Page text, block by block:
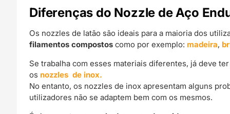
Diferenças do Nozzle de Aço
Os nozzles de latão são ideais para a maioria dos
filamentos compostos como por exemplo: madeira,
Se trabalha com esses materiais diferentes, já deve
os nozzles de inox.
No entanto, os nozzles de inox apresentam alguns
utilizadores não se adaptem bem com os mesmos.